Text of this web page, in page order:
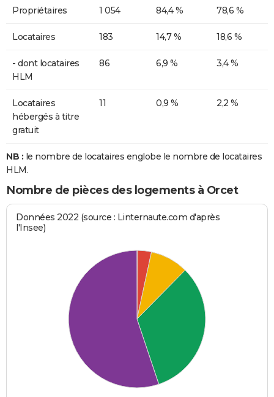
Propriétaires 1 054 84,4 % 78,6 %
Locataires 183 14,7 % 18,6 %
- dont locataires
HLM
86 6,9 % 3,4 %
Locataires
hébergés à titre
gratuit
11 0,9 % 2,2 %
NB : le nombre de locataires englobe le nombre de locataires
HLM.
Nombre de pièces des logements à Orcet
Données 2022 (source : Linternaute.com d'après
l'Insee)